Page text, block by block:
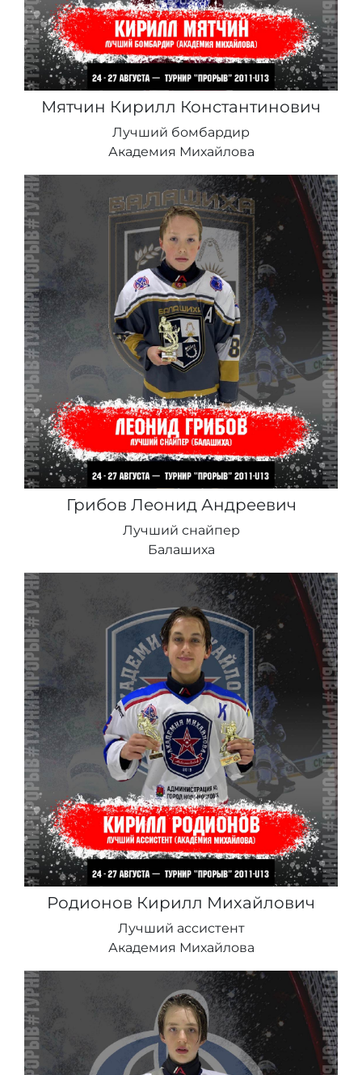
Мятчин Кирилл Константинович
Лучший бомбардир
Академия Михайлова
Грибов Леонид Андреевич
Лучший снайпер
Балашиха
Родионов Кирилл Михайлович
Лучший ассистент
Академия Михайлова